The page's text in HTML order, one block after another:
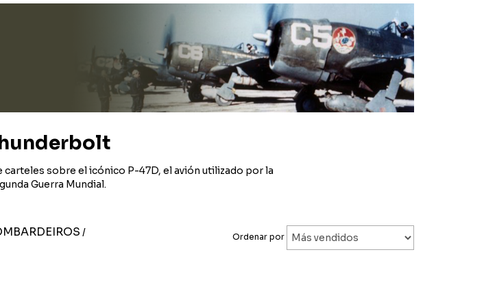
sobre el icónico P-47D, el avión utilizado por la
Guerra Mundial.
/ Ordenar por